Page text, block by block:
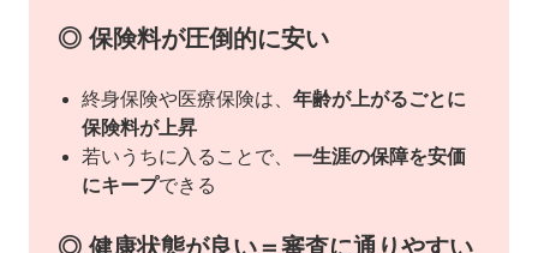
◎ 保険料が圧倒的に安い
終身保険や医療保険は、 年齢が上がるごとに
保険料が上昇
若いうちに入ることで、 一生涯の保障を安価
にキープできる
◎ 健康状態が良い＝審査に通りやすい